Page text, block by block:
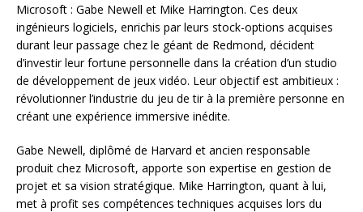
Microsoft : Gabe Newell et Mike Harrington. Ces deux
ingénieurs logiciels, enrichis par leurs stock-options acquises
durant leur passage chez le géant de Redmond, décident
d’investir leur fortune personnelle dans la création d’un studio
de développement de jeux vidéo. Leur objectif est ambitieux :
révolutionner l’industrie du jeu de tir à la première personne en
créant une expérience immersive inédite.
Gabe Newell, diplômé de Harvard et ancien responsable
produit chez Microsoft, apporte son expertise en gestion de
projet et sa vision stratégique. Mike Harrington, quant à lui,
met à profit ses compétences techniques acquises lors du